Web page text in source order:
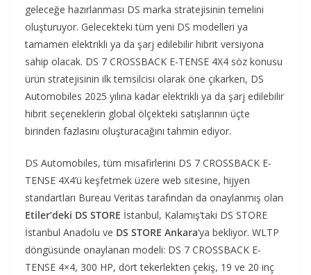
geleceğe hazırlanması DS marka stratejisinin temelini
oluşturuyor. Gelecekteki tüm yeni DS modelleri ya
tamamen elektrikli ya da şarj edilebilir hibrit versiyona
sahip olacak. DS 7 CROSSBACK E-TENSE 4X4 söz konusu
ürün stratejisinin ilk temsilcisi olarak öne çıkarken, DS
Automobiles 2025 yılına kadar elektrikli ya da şarj edilebilir
hibrit seçeneklerin global ölçekteki satışlarının üçte
birinden fazlasını oluşturacağını tahmin ediyor.
DS Automobiles, tüm misafirlerini DS 7 CROSSBACK E-
TENSE 4X4’ü keşfetmek üzere web sitesine, hijyen
standartları Bureau Veritas tarafından da onaylanmış olan
Etiler’deki DS STORE İstanbul, Kalamış’taki DS STORE
İstanbul Anadolu ve DS STORE Ankara’ya bekliyor. WLTP
döngüsünde onaylanan modeli: DS 7 CROSSBACK E-
TENSE 4×4, 300 HP, dört tekerlekten çekiş, 19 ve 20 inç